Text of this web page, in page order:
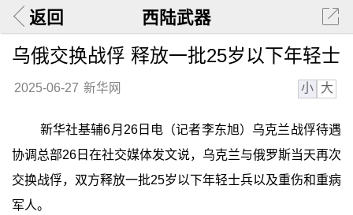
返回 西陆武器
乌俄交换战俘 释放一批25岁以下年轻士
2025-06-27 新华网 小 大
新华社基辅6月26日电（记者李东旭）乌克兰战俘待遇
协调总部26日在社交媒体发文说，乌克兰与俄罗斯当天再次
交换战俘，双方释放一批25岁以下年轻士兵以及重伤和重病
军人。